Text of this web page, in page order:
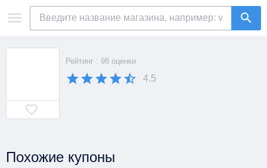
Рейтинг : 98 оценки
4.5
Похожие купоны